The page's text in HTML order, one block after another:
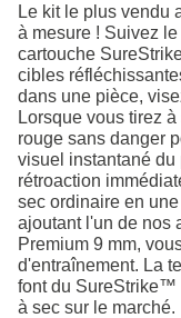
Le kit le plus vendu
à mesure ! Suivez
cartouche
cibles
dans une pièce,
Lorsque vous tirez
rouge sans danger
visuel instantané
rétroaction
sec ordinaire en
ajoutant l'un de nos
Premium 9 mm,
d'entraînement. La
font du SureStrike™
à sec sur le marché.